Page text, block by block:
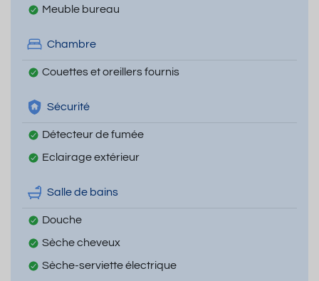
Meuble bureau
Chambre
Couettes et oreillers fournis
Sécurité
Détecteur de fumée
Eclairage extérieur
Salle de bains
Douche
Sèche cheveux
Sèche-serviette électrique